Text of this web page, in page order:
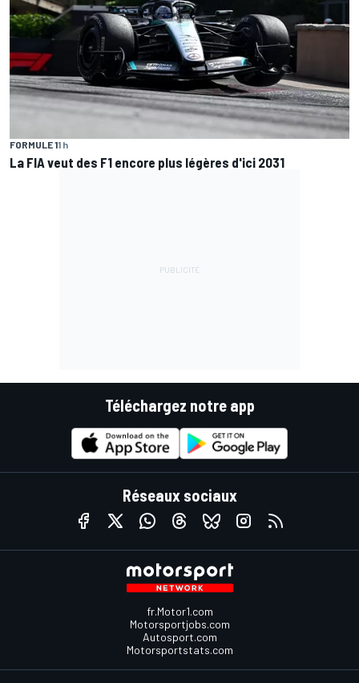
FORMULE 11 h
La FIA veut des F1 encore plus légères d'ici 2031
Téléchargez notre app
Réseaux sociaux
fr.Motor1.com
Motorsportjobs.com
Autosport.com
Motorsportstats.com